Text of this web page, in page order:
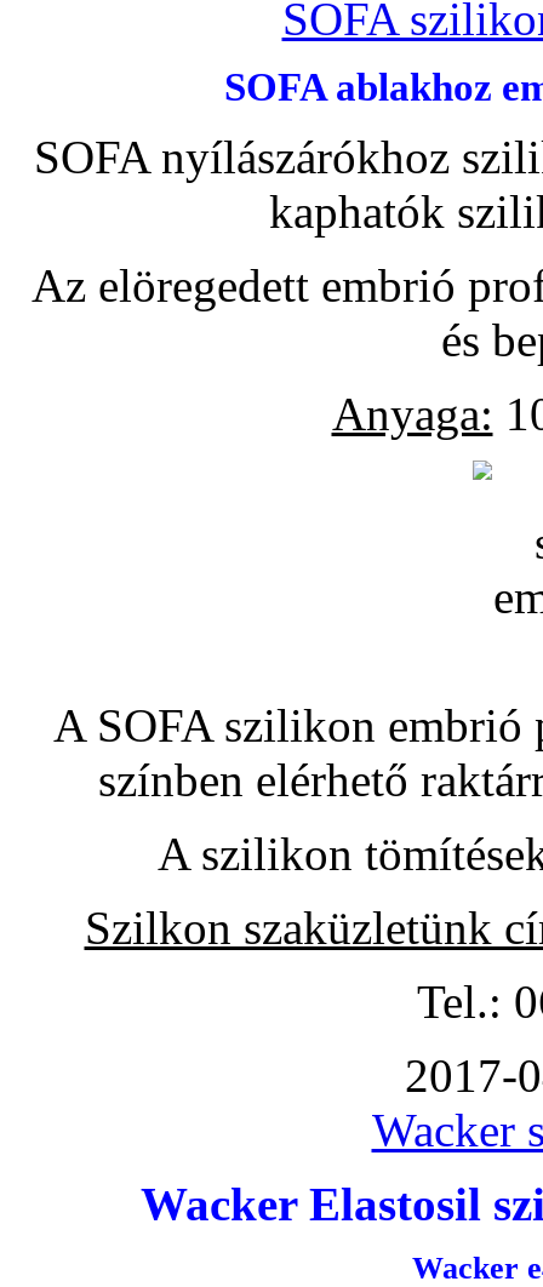
SOFA
SOFA ablakhoz
SOFA nyílászárókhoz
kaphatók
Az elöregedett embrió
és
Anyaga:
A SOFA szilikon embrió
színben elérhető
A szilikon
Szilkon szaküzletünk
Tel.:
2017-
Wacker
Wacker Elastosil
Wacker